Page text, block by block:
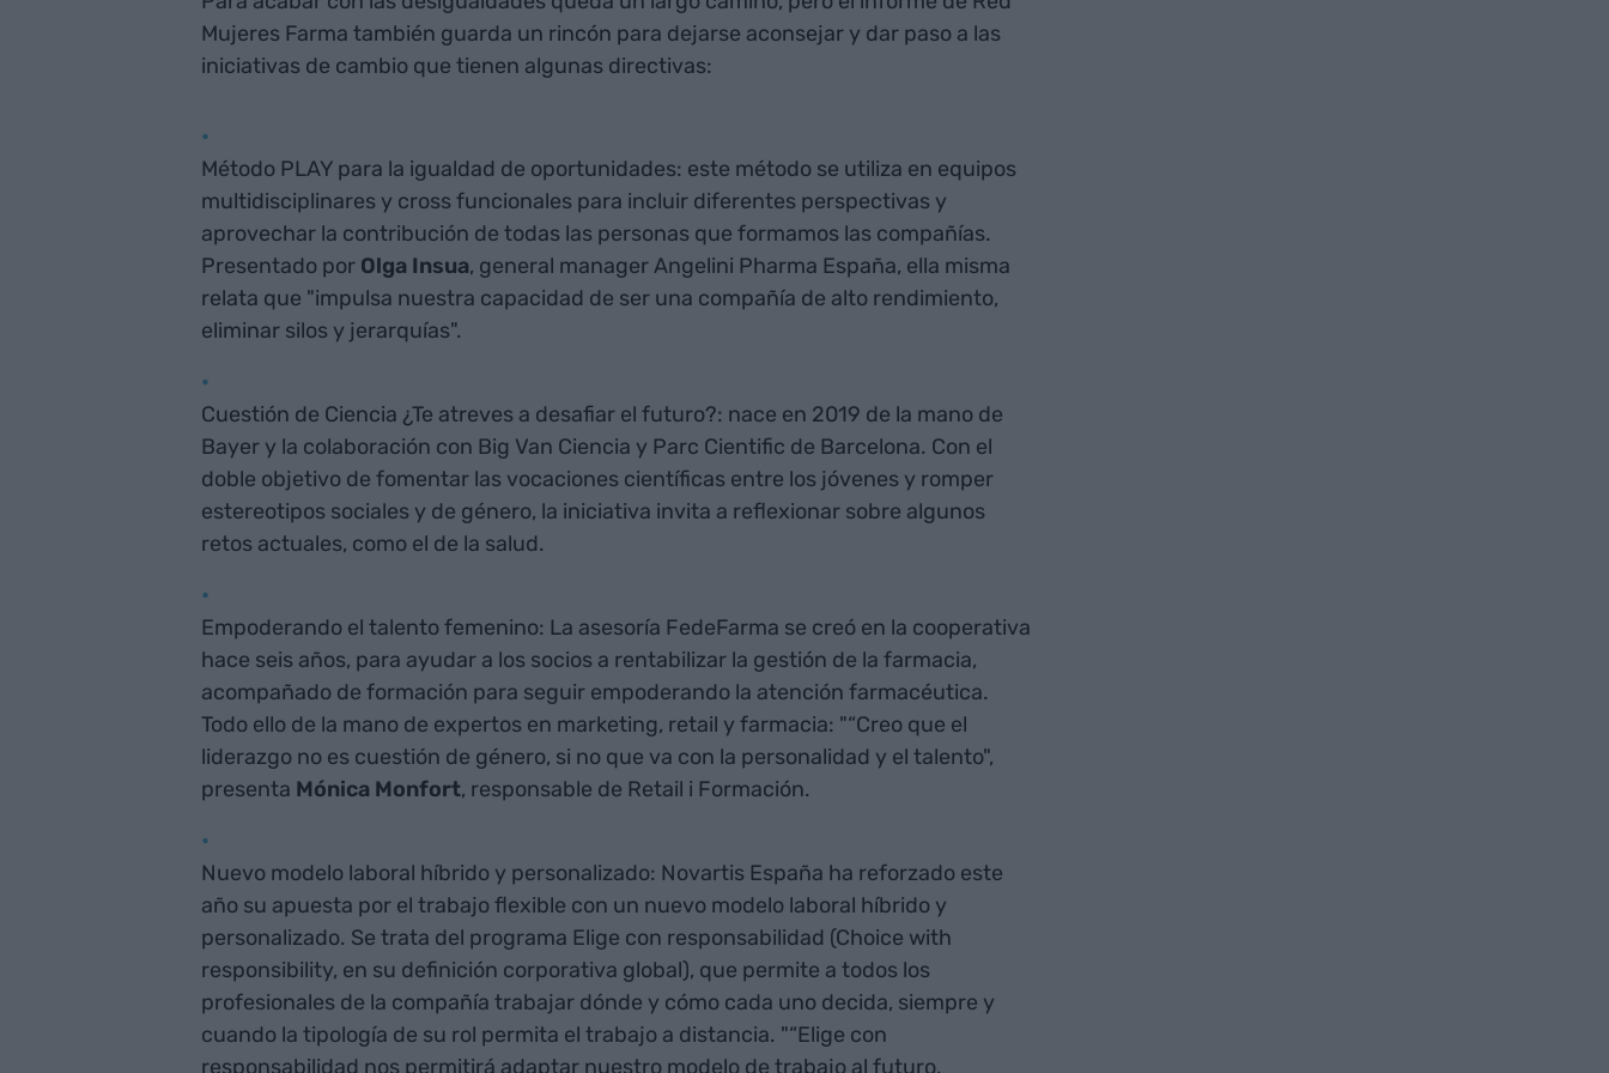
Mujeres Farma también guarda un rincón para dejarse aconsejar y dar paso a las
iniciativas de cambio que tienen algunas directivas:
Método PLAY para la igualdad de oportunidades: este método se utiliza en equipos
multidisciplinares y cross funcionales para incluir diferentes perspectivas y
aprovechar la contribución de todas las personas que formamos las compañías.
Presentado por Olga Insua, general manager Angelini Pharma España, ella misma
relata que "impulsa nuestra capacidad de ser una compañía de alto rendimiento,
eliminar silos y jerarquías".
Cuestión de Ciencia ¿Te atreves a desafiar el futuro?: nace en 2019 de la mano de
Bayer y la colaboración con Big Van Ciencia y Parc Cientific de Barcelona. Con el
doble objetivo de fomentar las vocaciones científicas entre los jóvenes y romper
estereotipos sociales y de género, la iniciativa invita a reflexionar sobre algunos
retos actuales, como el de la salud.
Empoderando el talento femenino: La asesoría FedeFarma se creó en la cooperativa
hace seis años, para ayudar a los socios a rentabilizar la gestión de la farmacia,
acompañado de formación para seguir empoderando la atención farmacéutica.
Todo ello de la mano de expertos en marketing, retail y farmacia: "“Creo que el
liderazgo no es cuestión de género, si no que va con la personalidad y el talento",
presenta Mónica Monfort, responsable de Retail i Formación.
Nuevo modelo laboral híbrido y personalizado: Novartis España ha reforzado este
año su apuesta por el trabajo flexible con un nuevo modelo laboral híbrido y
personalizado. Se trata del programa Elige con responsabilidad (Choice with
responsibility, en su definición corporativa global), que permite a todos los
profesionales de la compañía trabajar dónde y cómo cada uno decida, siempre y
cuando la tipología de su rol permita el trabajo a distancia. "“Elige con
responsabilidad nos permitirá adaptar nuestro modelo de trabajo al futuro,